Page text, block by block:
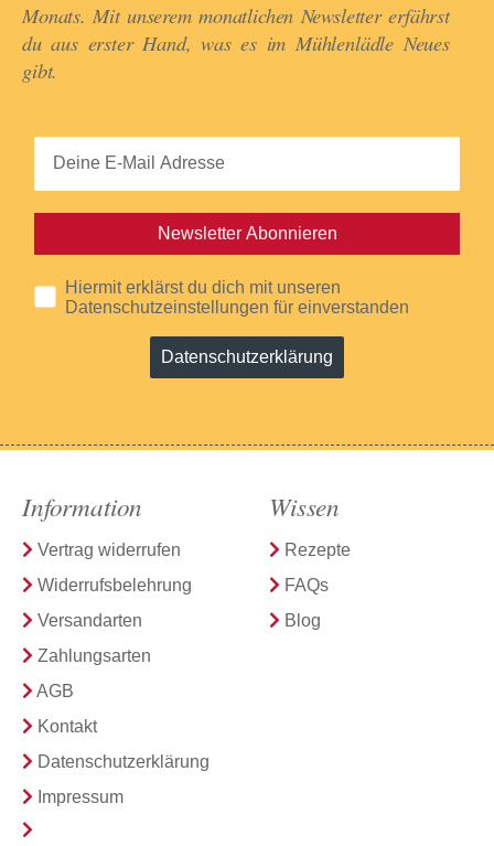
Monats. Mit unserem monatlichen Newsletter erfährst
du aus erster Hand, was es im Mühlenlädle Neues
gibt.​
Newsletter Abonnieren
Hiermit erklärst du dich mit unseren
Datenschutzeinstellungen für einverstanden
Datenschutzerklärung
Information
Vertrag widerrufen
Widerrufsbelehrung
Versandarten
Zahlungsarten
AGB
Kontakt
Datenschutzerklärung
Impressum
Wissen
Rezepte
FAQs
Blog